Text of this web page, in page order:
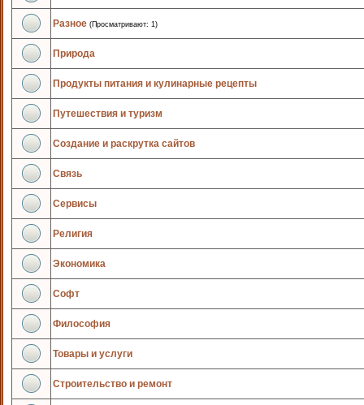
Разное (Просматривают: 1)
Природа
Продукты питания и кулинарные рецепты
Путешествия и туризм
Создание и раскрутка сайтов
Связь
Сервисы
Религия
Экономика
Софт
Философия
Товары и услуги
Строительство и ремонт